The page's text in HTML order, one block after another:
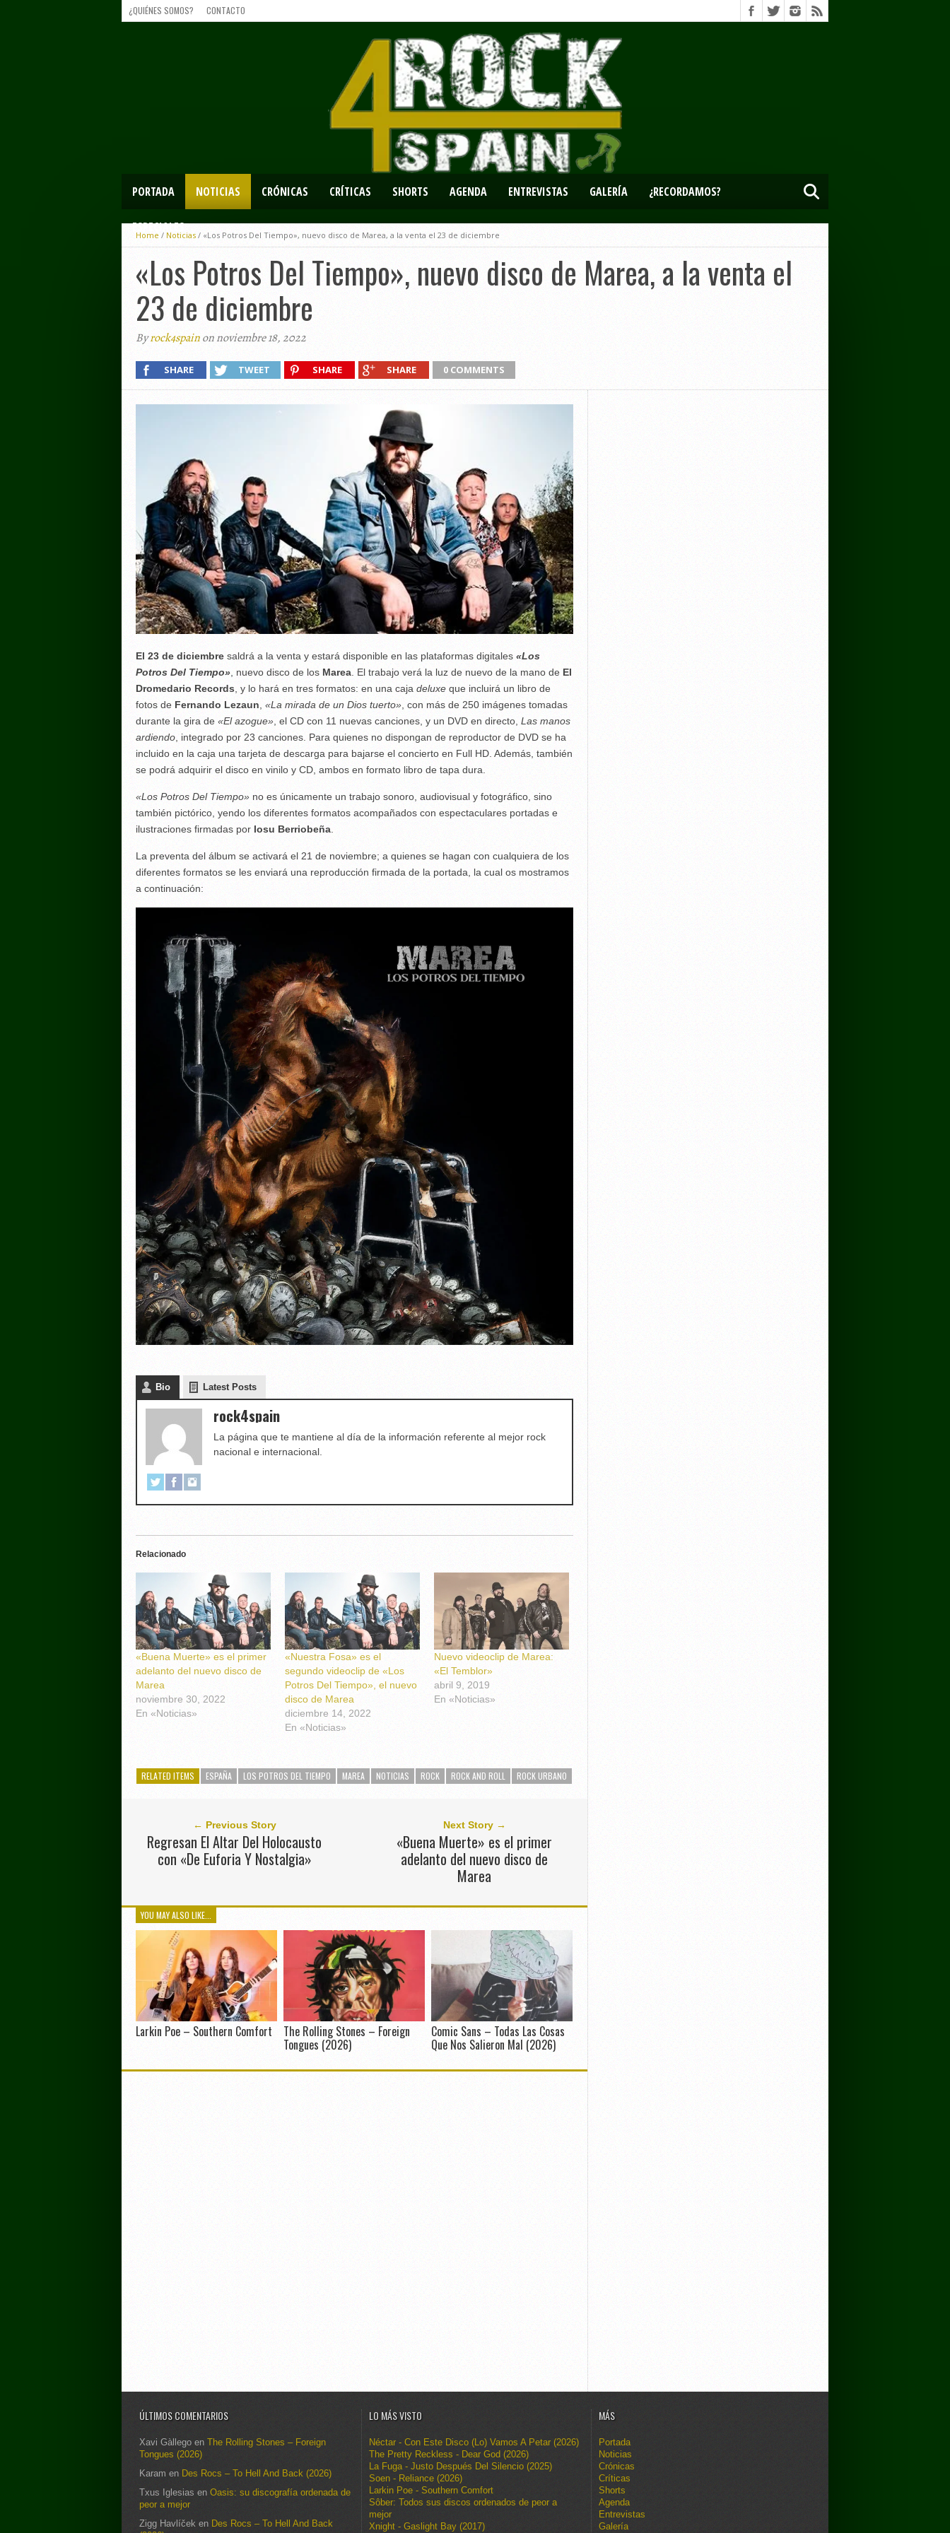
¿QUIÉNES SOMOS? CONTACTO
PORTADA NOTICIAS CRÓNICAS CRÍTICAS SHORTS AGENDA ENTREVISTAS GALERÍA ¿RECORDAMOS?
ESPECIALES
Home / Noticias / «Los Potros Del Tiempo», nuevo disco de Marea, a la venta el 23 de diciembre
«Los Potros Del Tiempo», nuevo disco de Marea, a la venta el
23 de diciembre
Byrock4spainon noviembre 18, 2022
SHARE TWEET SHARE SHARE 0 COMMENTS
El 23 de diciembresaldrá a la venta y estará disponible en las plataformas digitales «Los
Potros Del Tiempo», nuevo disco de los Marea. El trabajo verá la luz de nuevo de la mano de El
Dromedario Records , y lo hará en tres formatos: en una caja deluxeque incluirá un libro de
fotos de Fernando Lezaun «La mirada de un Dios tuerto», con más de 250 imágenes tomadas
durante la gira de «El azogue», el CD con 11 nuevas canciones, y un DVD en directo, Las manos
ardiendo, integrado por 23 canciones. Para quienes no dispongan de reproductor de DVD se ha
incluido en la caja una tarjeta de descarga para bajarse el concierto en Full HD. Además, también
se podrá adquirir el disco en vinilo y CD, ambos en formato libro de tapa dura.
«Los Potros Del Tiempo»no es únicamente un trabajo sonoro, audiovisual y fotográfico, sino
también pictórico, yendo los diferentes formatos acompañados con espectaculares portadas e
ilustraciones firmadas por Iosu Berriobeña.
La preventa del álbum se activará el 21 de noviembre; a quienes se hagan con cualquiera de los
diferentes formatos se les enviará una reproducción firmada de la portada, la cual os mostramos
a continuación:
Bio Latest Posts
rock4spain
La página que te mantiene al día de la información referente al mejor rock
nacional e internacional.
Relacionado
«Buena Muerte» es el primer
adelanto del nuevo disco de
Marea
noviembre 30, 2022
En «Noticias»
«Nuestra Fosa» es el
segundo videoclip de «Los
Potros Del Tiempo», el nuevo
disco de Marea
diciembre 14, 2022
En «Noticias»
Nuevo videoclip de Marea:
«El Temblor»
abril 9, 2019
En «Noticias»
RELATED ITEMS ESPAÑA LOS POTROS DEL TIEMPO MAREA NOTICIAS ROCK ROCK AND ROLL ROCK URBANO
← Previous Story
Regresan El Altar Del Holocausto
con «De Euforia Y Nostalgia»
Next Story →
«Buena Muerte» es el primer
adelanto del nuevo disco de
Marea
YOU MAY ALSO LIKE...
Larkin Poe – Southern Comfort The Rolling Stones – Foreign
Tongues (2026)
Comic Sans – Todas Las Cosas
Que Nos Salieron Mal (2026)
ÚLTIMOS COMENTARIOS
Xavi Gàllego en The Rolling Stones – Foreign
Tongues (2026)
Karam en Des Rocs – To Hell And Back (2026)
Txus Iglesias en Oasis: su discografía ordenada de
peor a mejor
Zigg Havlíček en Des Rocs – To Hell And Back
LO MÁS VISTO
Néctar - Con Este Disco (Lo) Vamos A Petar (2026)
The Pretty Reckless - Dear God (2026)
La Fuga - Justo Después Del Silencio (2025)
Soen - Reliance (2026)
Larkin Poe - Southern Comfort
Sôber: Todos sus discos ordenados de peor a
mejor
Xnight - Gaslight Bay (2017)
MÁS
Portada
Noticias
Crónicas
Críticas
Shorts
Agenda
Entrevistas
Galería